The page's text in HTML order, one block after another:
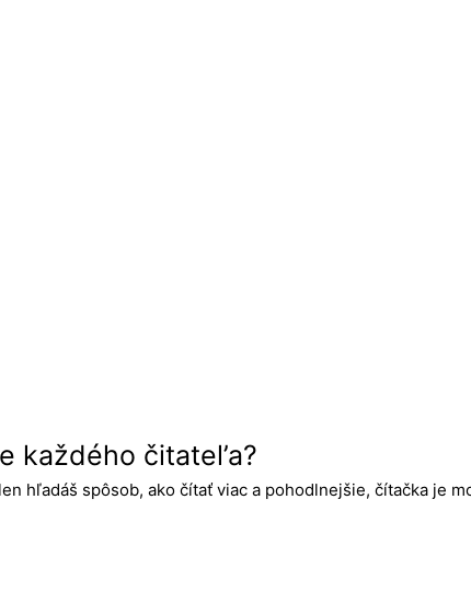
každého čitatel’a?
hľadáš spôsob, ako čítať viac a pohodlnejšie, čítačka je